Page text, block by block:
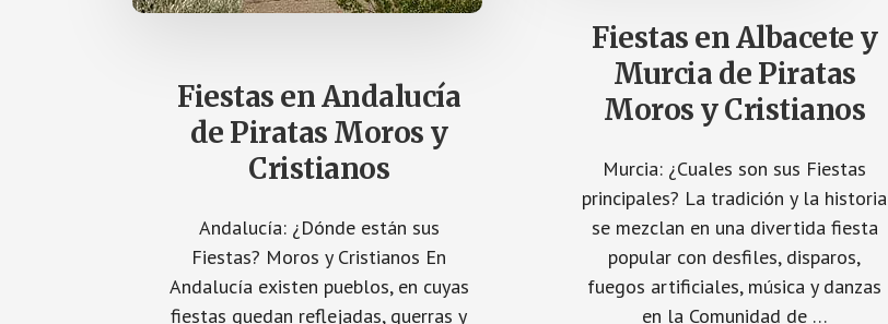
Fiestas en Andalucía
de Piratas Moros y
Cristianos
Andalucía: ¿Dónde están sus
Fiestas? Moros y Cristianos En
Andalucía existen pueblos, en cuyas
fiestas quedan reflejadas, guerras y
Fiestas en Albacete y
Murcia de Piratas
Moros y Cristianos
Murcia: ¿Cuales son sus Fiestas
principales? La tradición y la historia
se mezclan en una divertida fiesta
popular con desfiles, disparos,
fuegos artificiales, música y danzas
en la Comunidad de …